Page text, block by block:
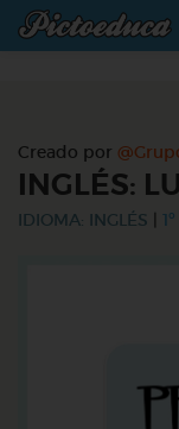
Creado por
INGLÉS:
IDIOMA: INGLÉS